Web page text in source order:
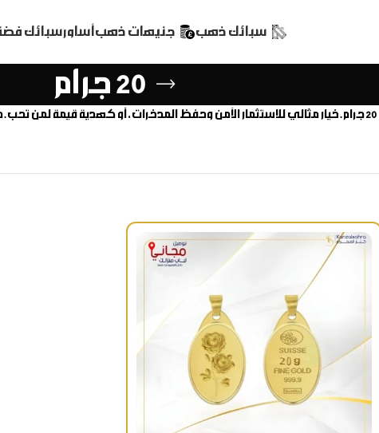
سبائك ذهب جنيهات ذهب أساورسبائك
20 جرام